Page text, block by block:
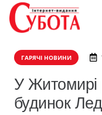
ГАРЯЧІ НОВИНИ
У Житомирі
будинок